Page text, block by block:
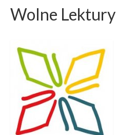
Wolne Lektury